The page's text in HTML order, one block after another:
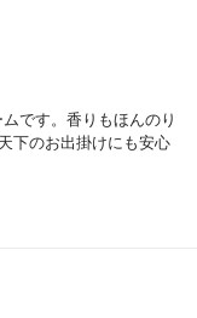
です。香りもほんのり
下のお出掛けにも安心